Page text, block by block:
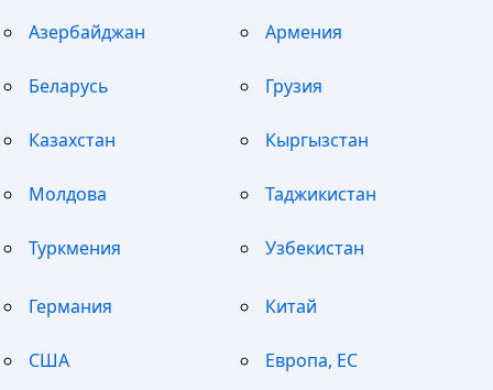
Азербайджан Армения
Беларусь Грузия
Казахстан Кыргызстан
Молдова Таджикистан
Туркмения Узбекистан
Германия Китай
США Европа, ЕС